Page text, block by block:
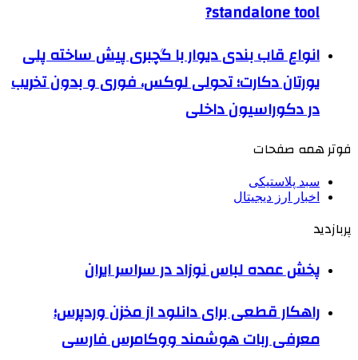
standalone tool?
انواع قاب بندی دیوار با گچبری پیش ساخته پلی
یورتان دکارت؛ تحولی لوکس، فوری و بدون تخریب
در دکوراسیون داخلی
فوتر همه صفحات
سبد پلاستیکی
اخبار ارز دیجیتال
پربازدید
پخش عمده لباس نوزاد در سراسر ایران
راهکار قطعی برای دانلود از مخزن وردپرس؛
معرفی ربات هوشمند ووکامرس فارسی